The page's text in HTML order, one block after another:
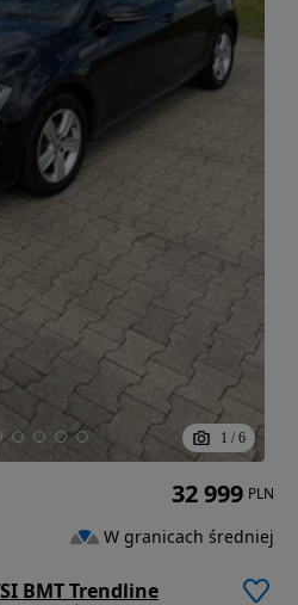
1 / 6
BMT Trendline
32 999 PLN
W granicach średniej